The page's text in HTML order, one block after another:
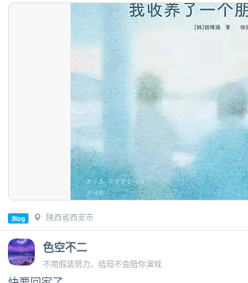
Blog 陕西省西安市
色空不二
不用假装努力，结局不会陪你演戏